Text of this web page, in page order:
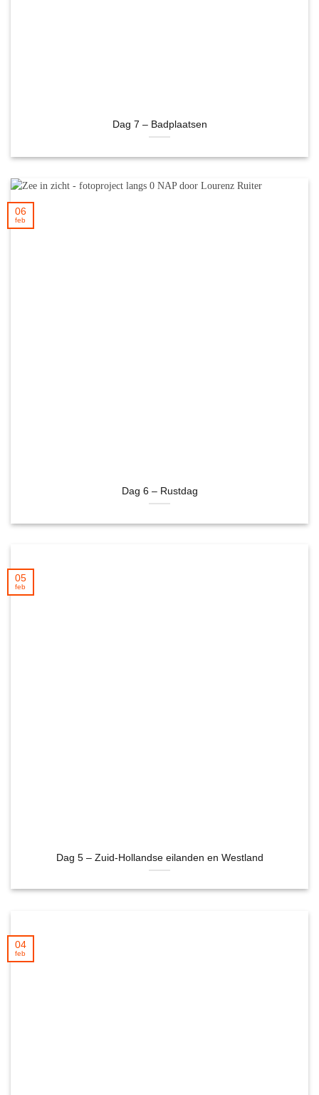
Dag 7 – Badplaatsen
Dag 6 – Rustdag
06
feb
Dag 5 – Zuid-Hollandse eilanden en Westland
05
feb
04
feb